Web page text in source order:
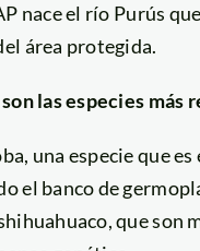
nace el río Purús
área protegida.
las especies más
una especie que
el banco de
que